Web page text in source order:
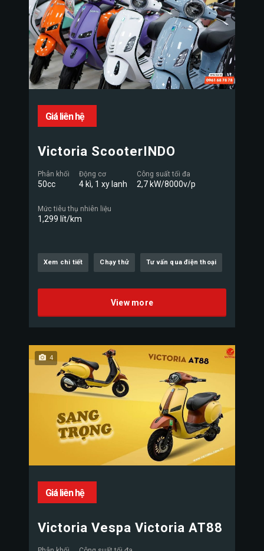
Giá liên hệ
Victoria ScooterINDO
Phân khối
50cc
Động cơ
4 kì, 1 xy lanh
Công suất tối đa
2,7 kW/8000v/p
Mức tiêu thụ nhiên liệu
1,299 lít/km
Xem chi tiết Chạy thử Tư vấn qua điện thoại
View more
4
Giá liên hệ
Victoria Vespa Victoria AT88